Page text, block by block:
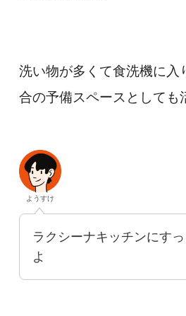
洗い物が多くて食洗機に入
合の予備スペースとしても
ようすけ
ラクシーナキッチンにす
よ